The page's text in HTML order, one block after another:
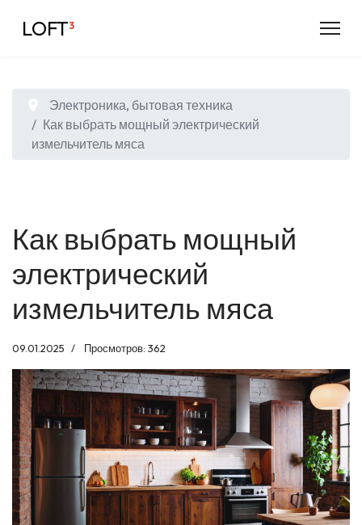
LOFT³
Электроника, бытовая техника
Как выбрать мощный электрический
измельчитель мяса
Как выбрать мощный
электрический
измельчитель мяса
09.01.2025 Просмотров: 362